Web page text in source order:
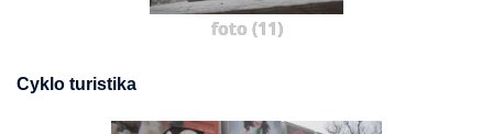
foto (11)
Cyklo turistika